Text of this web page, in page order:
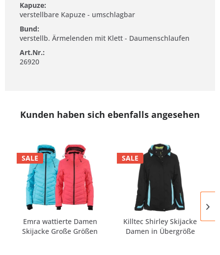
Kapuze:
verstellbare Kapuze - umschlagbar
Bund:
verstellb. Ärmelenden mit Klett - Daumenschlaufen
Art.Nr.:
26920
Kunden haben sich ebenfalls angesehen
SALE
Emra wattierte Damen
Skijacke Große Größen
SALE
Killtec Shirley Skijacke
Damen in Übergröße